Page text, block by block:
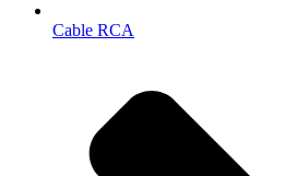
Cable RCA